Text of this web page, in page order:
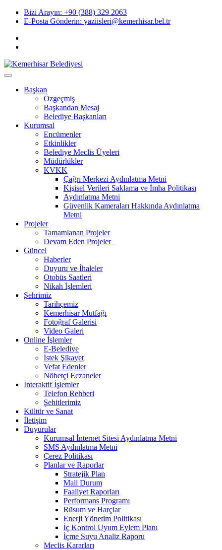
Skip
Bizi Arayın: +90 (388) 329 2063
E-Posta Gönderin: yaziisleri@kemerhisar.bel.tr
Başkan
Özgeçmiş
Başkandan Mesaj
Belediye Başkanları
Kurumsal
Encümenler
Etkinlikler
Belediye Meclis Üyeleri
Müdürlükler
KVKK
Çağrı Merkezi Aydınlatma Metni
Kişisel Verileri Saklama ve İmha Politikası
Aydınlatma Metni
Güvenlik Kameraları Hakkında Aydınlatma
Metni
Projeler
Tamamlanan Projeler
Devam Eden Projeler
Güncel
Haberler
Duyuru ve İhaleler
Otobüs Saatleri
Nikah İşlemleri
Şehrimiz
Tarihçemiz
Kemerhisar Mutfağı
Fotoğraf Galerisi
Video Galeri
Online İşlemler
E-Belediye
İstek Şikayet
Vefat Edenler
Nöbetçi Eczaneler
İnteraktif İşlemler
Telefon Rehberi
Şehitlerimiz
Kültür ve Sanat
İletişim
Duyurular
Kurumsal İnternet Sitesi Aydınlatma Metni
SMS Aydınlatma Metni
Çerez Politikası
Planlar ve Raporlar
Stratejik Plan
Mali Durum
Faaliyet Raporları
Performans Programı
Rüsum ve Harçlar
Enerji Yönetim Politikası
İç Kontrol Uyum Eylem Planı
İçme Suyu Analiz Raporu
Meclis Kararları